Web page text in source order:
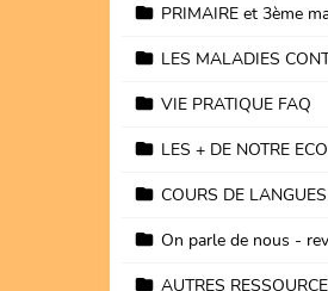
PRIMAIRE et 3ème
VIE PRATIQUE FAQ
LES + DE NOTRE
AUTRES